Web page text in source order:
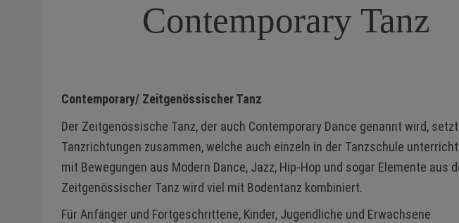
Contemporary Tanz
Contemporary/ Zeitgenössischer Tanz
Der Zeitgenössische Tanz, der auch Contemporary Dance genannt wird,
Tanzrichtungen zusammen, welche auch einzeln in der Tanzschule
mit Bewegungen aus Modern Dance, Jazz, Hip-Hop und sogar Elemente aus
Zeitgenössischer Tanz wird viel mit Bodentanz kombiniert.
Für Anfänger und Fortgeschrittene, Kinder, Jugendliche und Erwachsene